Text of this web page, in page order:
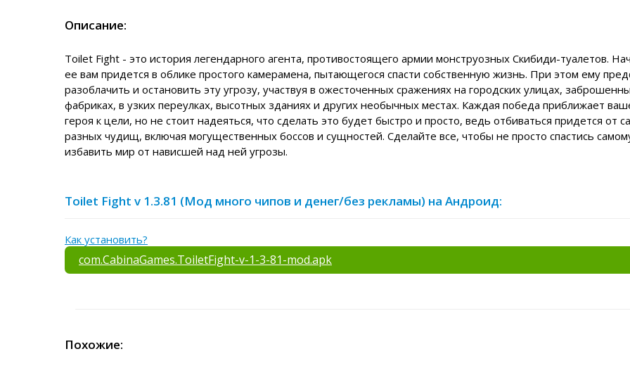
Описание:
Toilet Fight - это история легендарного агента, противостоящего армии монструозных Скибиди-туалетов.
ее вам придется в облике простого камерамена, пытающегося спасти собственную жизнь. При этом ему
разоблачить и остановить эту угрозу, участвуя в ожесточенных сражениях на городских улицах,
фабриках, в узких переулках, высотных зданиях и других необычных местах. Каждая победа приближает
героя к цели, но не стоит надеяться, что сделать это будет быстро и просто, ведь отбиваться придется от
разных чудищ, включая могущественных боссов и сущностей. Сделайте все, чтобы не просто спастись
избавить мир от нависшей над ней угрозы.
Toilet Fight v 1.3.81 (Мод много чипов и денег/без рекламы) на Андроид:
Как установить?
com.CabinaGames.ToiletFight-v-1-3-81-mod.apk
Похожие: